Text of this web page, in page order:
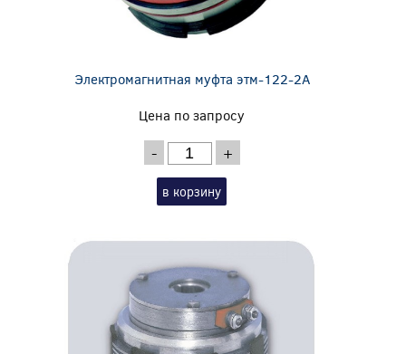
Электромагнитная муфта этм-122-2А
Цена по запросу
- +
в корзину